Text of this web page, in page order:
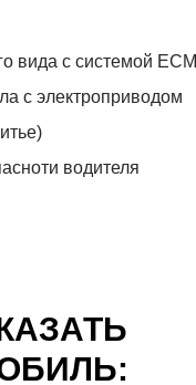
вида с системой ЕСМ
с электроприводом
водителя